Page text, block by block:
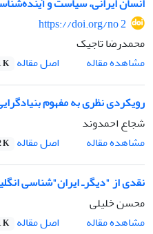
https://doi.org/no 2
محمدرضا تاجیک
مشاهده مقاله
اصل مقاله K
رویکردی نظری به مفهوم
شجاع احمدوند
مشاهده مقاله
اصل مقاله K
نقدی از "دیگرـ‌ ایران"شناسی
محسن خلیلی
مشاهده مقاله
اصل مقاله K